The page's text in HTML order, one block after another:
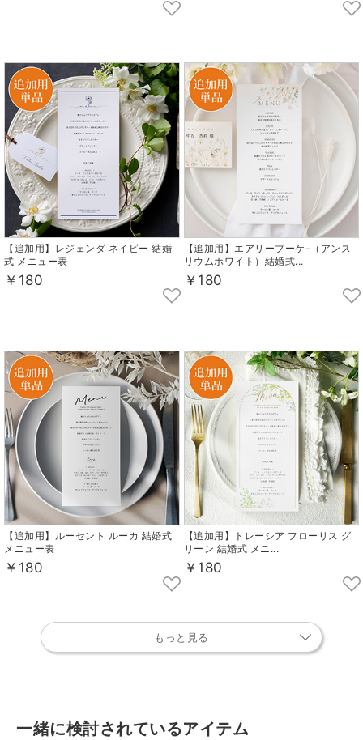
【追加用】レジェンダ ネイビー 結婚
式 メニュー表
￥180
【追加用】エアリーブーケ-（アンス
リウムホワイト）結婚式...
￥180
【追加用】ルーセント ルーカ 結婚式
メニュー表
￥180
【追加用】トレーシア フローリス グ
リーン 結婚式 メニ...
￥180
もっと見る
一緒に検討されているアイテム